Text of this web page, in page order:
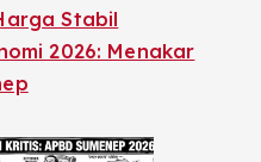
Stabil
2026: Menakar